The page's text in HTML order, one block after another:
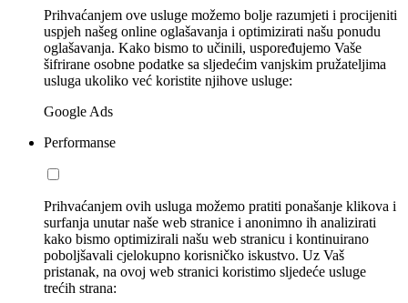
Prihvaćanjem ove usluge možemo bolje razumjeti i procijeniti
uspjeh našeg online oglašavanja i optimizirati našu ponudu
oglašavanja. Kako bismo to učinili, uspoređujemo Vaše
šifrirane osobne podatke sa sljedećim vanjskim pružateljima
usluga ukoliko već koristite njihove usluge:
Google Ads
Performanse
Prihvaćanjem ovih usluga možemo pratiti ponašanje klikova i
surfanja unutar naše web stranice i anonimno ih analizirati
kako bismo optimizirali našu web stranicu i kontinuirano
poboljšavali cjelokupno korisničko iskustvo. Uz Vaš
pristanak, na ovoj web stranici koristimo sljedeće usluge
trećih strana: